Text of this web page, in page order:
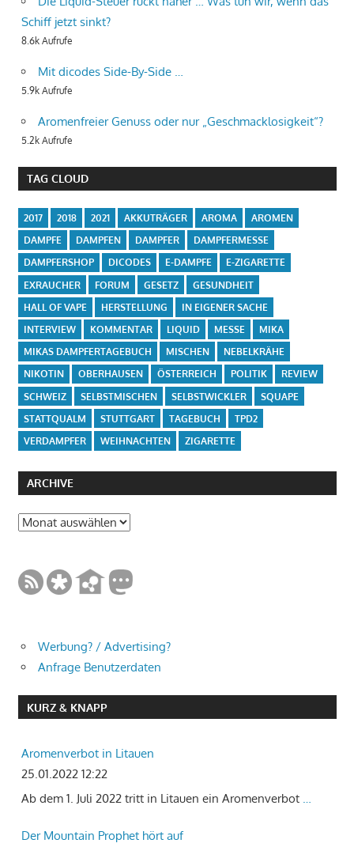
Schiff jetzt sinkt?
8.6k Aufrufe
Mit dicodes Side-By-Side …
5.9k Aufrufe
Aromenfreier Genuss oder nur „Geschmacklosigkeit“?
5.2k Aufrufe
TAG CLOUD
2017 2018 2021 AKKUTRÄGER AROMA
AROMEN
DAMPFE
DAMPFEN DAMPFER
DAMPFERMESSE
DAMPFERSHOP
DICODES E-DAMPFE
E-ZIGARETTE
EXRAUCHER
FORUM GESETZ
GESUNDHEIT
HALL OF VAPE
HERSTELLUNG
IN EIGENER SACHE
INTERVIEW
KOMMENTAR LIQUID MESSE
MIKA
MIKAS DAMPFERTAGEBUCH
MISCHEN
NEBELKRÄHE
NIKOTIN
OBERHAUSEN ÖSTERREICH POLITIK
REVIEW
SCHWEIZ
SELBSTMISCHEN SELBSTWICKLER
SQUAPE
STATTQUALM
STUTTGART TAGEBUCH
TPD2
VERDAMPFER
WEIHNACHTEN ZIGARETTE
ARCHIVE
Archive
Werbung? / Advertising?
Anfrage Benutzerdaten
KURZ & KNAPP
Aromenverbot in Litauen
25.01.2022 12:22
Ab dem 1. Juli 2022 tritt in Litauen ein Aromenverbot …
Der Mountain Prophet hört auf